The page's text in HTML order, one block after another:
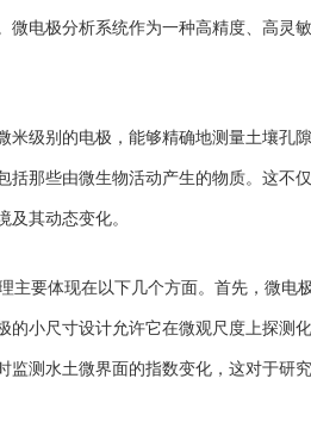
电极分析系统作为一种高精度、高灵
米级别的电极，能够精确地测量土壤孔
括那些由微生物活动产生的物质。这不
其动态变化。
主要体现在以下几个方面。首先，微电
小尺寸设计允许它在微观尺度上探测
测水土微界面的指数变化，这对于研